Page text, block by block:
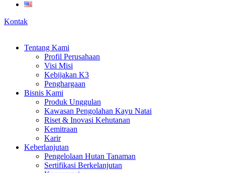
Kontak
Tentang Kami
Profil Perusahaan
Visi Misi
Kebijakan K3
Penghargaan
Bisnis Kami
Produk Unggulan
Kawasan Pengolahan Kayu Natai
Riset & Inovasi Kehutanan
Kemitraan
Karir
Keberlanjutan
Pengelolaan Hutan Tanaman
Sertifikasi Berkelanjutan